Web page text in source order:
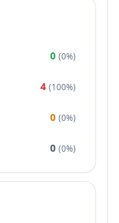
0 (0%)
4 (100%)
0 (0%)
0 (0%)